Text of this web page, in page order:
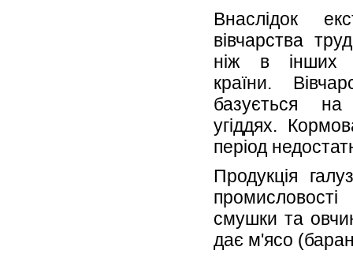
Внаслідок
вівчарства
ніж в інших
країни.
базується
угіддях.
період
Продукція
смушки та
дає м'ясо